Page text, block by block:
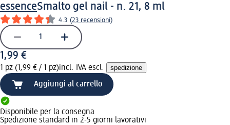
essenceSmalto gel nail - n. 21, 8 ml
4.3 (23 recensioni)
1,99 €
1 pz (1,99 € / 1 pz)incl. IVA escl. spedizione
Aggiungi al carrello
Disponibile per la consegna
Spedizione standard in 2-5 giorni lavorativi